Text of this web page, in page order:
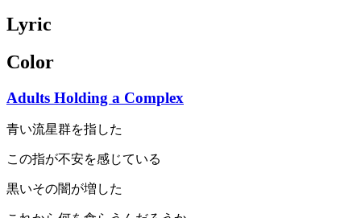
Lyric
Color
Adults Holding a Complex
青い流星群を指した
この指が不安を感じている
黒いその闇が増した